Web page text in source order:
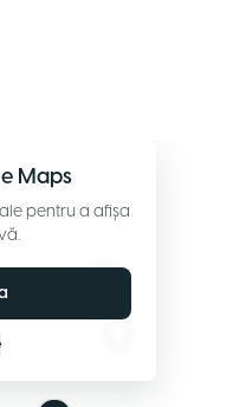
Maps
pentru a afișa